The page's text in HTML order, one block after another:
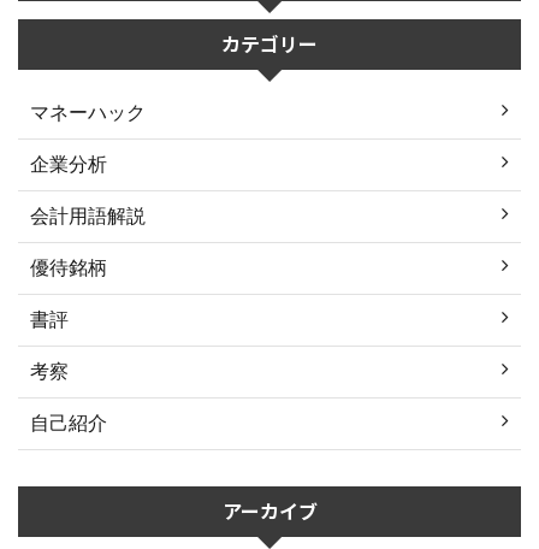
カテゴリー
マネーハック
企業分析
会計用語解説
優待銘柄
書評
考察
自己紹介
アーカイブ